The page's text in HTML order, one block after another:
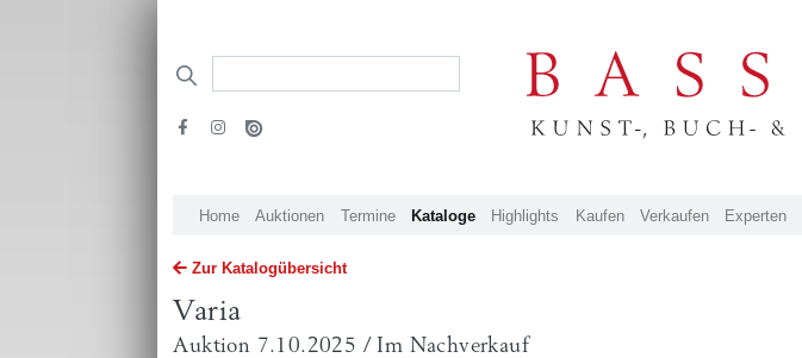
Home Auktionen Termine Kataloge Highlights Kaufen Verkaufen Experten
Zur Katalogübersicht
Varia
Auktion 7.10.2025 / Im Nachverkauf